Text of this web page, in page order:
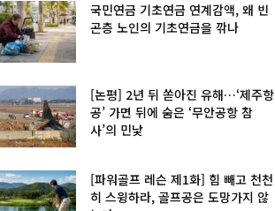
국민연금 기초연금 연계감액, 왜 빈
곤층 노인의 기초연금을 깎나
[논평] 2년 뒤 쏟아진 유해…‘제주항
공’ 가면 뒤에 숨은 ‘무안공항 참
사’의 민낯
[파워골프 레슨 제1화] 힘 빼고 천천
히 스윙하라, 골프공은 도망가지 않